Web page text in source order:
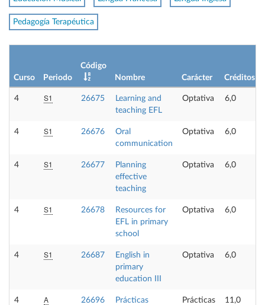
Pedagogía Terapéutica
Curso Periodo
Código
Nombre
Carácter Créditos
4 S1 26675
Learning and
teaching EFL
Optativa 6,0
4 S1 26676
Oral
communication
Optativa 6,0
4 S1 26677
Planning
effective
teaching
Optativa 6,0
4 S1 26678
Resources for
EFL in primary
school
Optativa 6,0
4 S1 26687
English in
primary
education III
Optativa 6,0
4 A 26696
Prácticas
Prácticas
11,0